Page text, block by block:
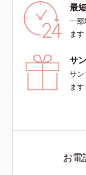
最
一
ます
サ
サ
ます
お電